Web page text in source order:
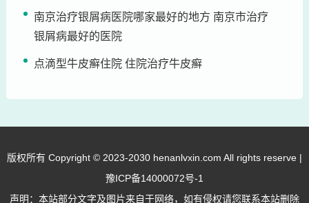
南京治疗银屑病医院哪家最好的地方 南京市治疗
银屑病最好的医院
点滴型牛皮癣住院 住院治疗牛皮癣
版权所有 Copyright © 2023-2030 henanlvxin.com All rights reserve |
豫ICP备14000072号-1
声明：本站部分文字及图片来自于网络，如有侵权请您联系本站删除